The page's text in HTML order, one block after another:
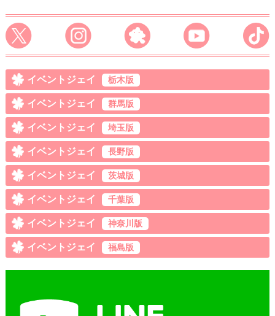
イベントジェイ 栃木版
イベントジェイ 群馬版
イベントジェイ 埼玉版
イベントジェイ 長野版
イベントジェイ 茨城版
イベントジェイ 千葉版
イベントジェイ 神奈川版
イベントジェイ 福島版